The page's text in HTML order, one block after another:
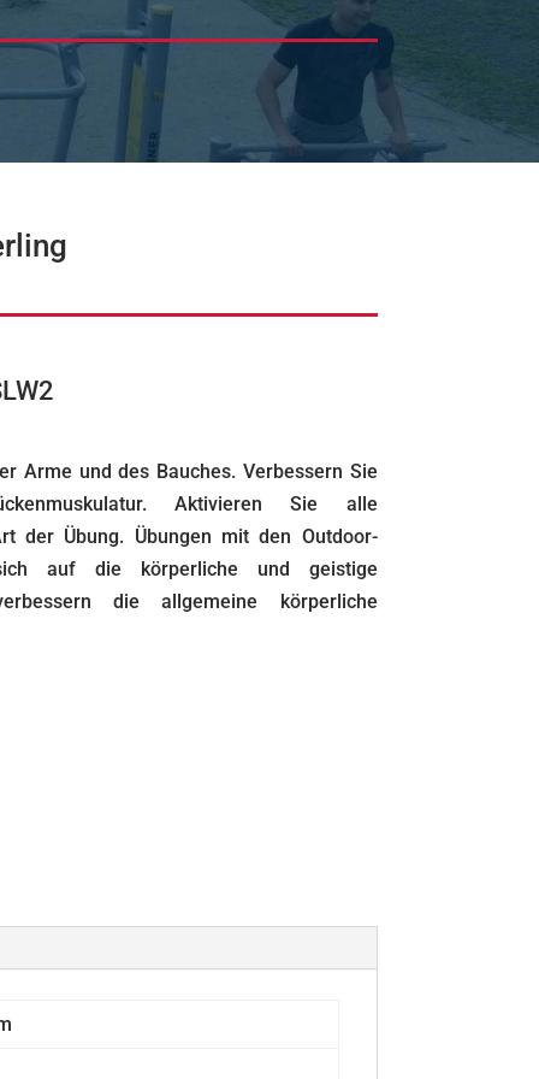
Stepper & Spaziergänger & Adductor
Spaziergänger Duo
Trainingsbank & Rückenstation
Arme und des Bauches. Verbessern Sie
Aktivieren Sie alle
der Übung. Übungen mit den Outdoor-
auf die körperliche und geistige
die allgemeine körperliche